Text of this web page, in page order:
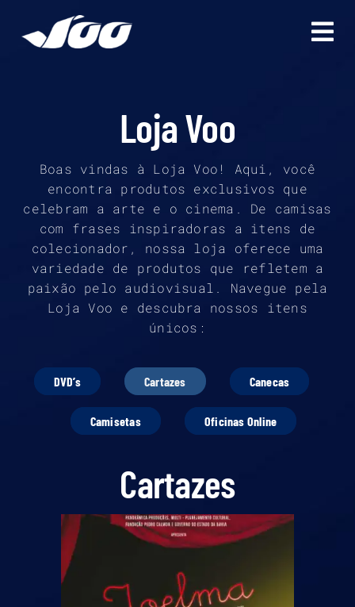
para
Loja Voo
Boas vindas à Loja Voo! Aqui, você
encontra produtos exclusivos que
celebram a arte e o cinema. De camisas
com frases inspiradoras a itens de
colecionador, nossa loja oferece uma
variedade de produtos que refletem a
paixão pelo audiovisual. Navegue pela
Loja Voo e descubra nossos itens
únicos:
DVD’s Cartazes Canecas
Camisetas Oficinas Online
Cartazes